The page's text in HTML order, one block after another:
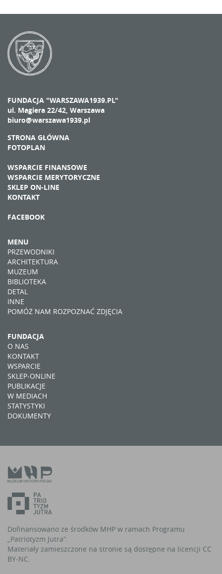
FUNDACJA "WARSZAWA1939.PL"
ul. Magiera 22/42, Warszawa
biuro@warszawa1939.pl
STRONA GŁÓWNA
FOTOPLAN
WSPARCIE FINANSOWE
WSPARCIE MERYTORYCZNE
SKLEP ON-LINE
KONTAKT
FACEBOOK
MENU
PRZEWODNIKI
ARCHITEKTURA
MUZEUM
BIBLIOTEKA
DETAL
INNE
POMÓŻ NAM ROZPOZNAĆ ZDJĘCIA
FUNDACJA
O NAS
KONTAKT
WSPARCIE
SKLEP-ONLINE
PUBLIKACJE
W MEDIACH
STATYSTYKI
DOKUMENTY
Dofinansowano ze środków MHP w ramach Programu
„Patriotyzm Jutra”.
Materiały zamieszczone na stronie są dostępne na licencji CC
BY-NC.